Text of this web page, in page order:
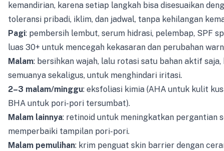
kemandirian, karena setiap langkah bisa disesuaikan
toleransi pribadi, iklim, dan jadwal, tanpa kehilangan
Pagi: pembersih lembut, serum hidrasi, pelembap, SPF
luas 30+ untuk mencegah kekasaran dan perubahan
Malam: bersihkan wajah, lalu rotasi satu bahan aktif saja,
semuanya sekaligus, untuk menghindari iritasi.
2–3 malam/minggu: eksfoliasi kimia (AHA untuk kulit
BHA untuk pori-pori tersumbat).
Malam lainnya: retinoid untuk meningkatkan pergantian
memperbaiki tampilan pori-pori.
Malam pemulihan: krim penguat skin barrier dengan